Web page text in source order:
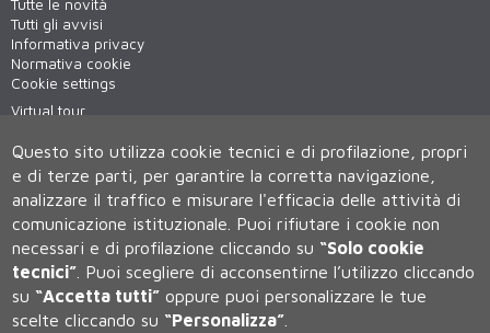
Tutte le novità
Tutti gli avvisi
Informativa privacy
Normativa cookie
Cookie settings
Virtual tour
Università degli Studi di Siena
Rettorato, via Banchi di Sotto 55, 53100 Siena ITALIA
Questo sito utilizza cookie tecnici e di profilazione, propri
e di terze parti, per garantire la corretta navigazione,
analizzare il traffico e misurare l'efficacia delle attività di
comunicazione istituzionale. Puoi rifiutare i cookie non
necessari e di profilazione cliccando su “Solo cookie
tecnici” Puoi scegliere di acconsentirne l’utilizzo cliccando
su “Accetta tutti” oppure puoi personalizzare le tue
scelte cliccando su “Personalizza”